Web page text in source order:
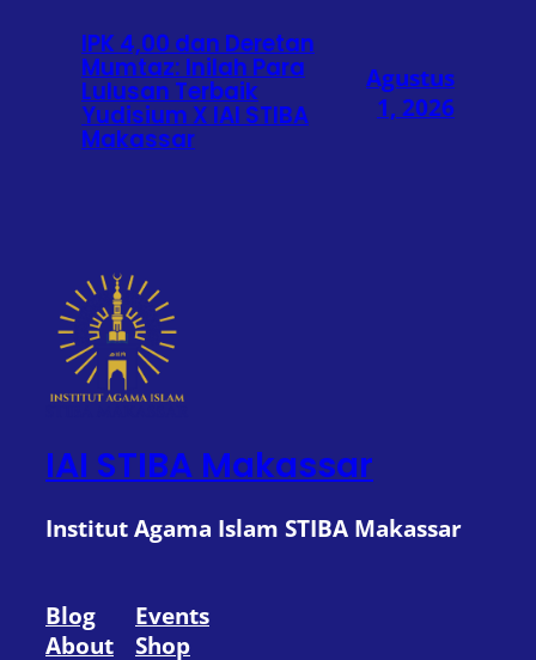
IPK 4,00 dan Deretan
Mumtaz: Inilah Para
Lulusan Terbaik
Yudisium X IAI STIBA
Makassar
Agustus
1, 2026
IAI STIBA Makassar
Institut Agama Islam STIBA Makassar
Blog
About
Events
Shop